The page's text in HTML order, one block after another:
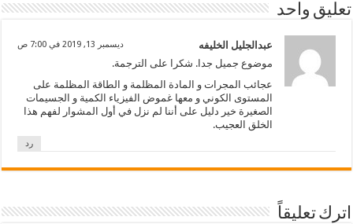
تعليق واحد
عبدالجليل الخليفه ديسمبر 13, 2019 في 7:00 ص
موضوع جميل جدا. شكرا على الترجمة.
عجائب المجرات و المادة المظلمة و الطاقة المظلمة على
المستوى الكوني و معها غموض الفيزياء الكمية و الجسيمات
الصغيرة خير دليل على أننا لم نزل في أول المشوار لفهم هذا
الخلق العجيب.
رد
اترك تعليقاً